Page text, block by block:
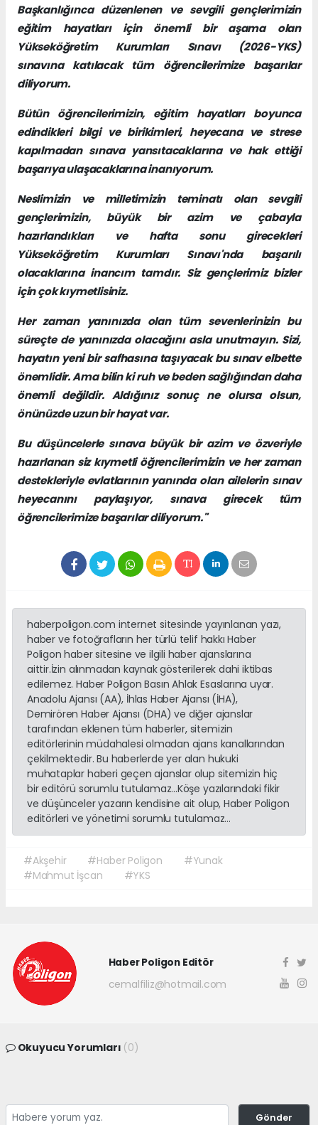
Başkanlığınca düzenlenen ve sevgili gençlerimizin
eğitim hayatları için önemli bir aşama olan
Yükseköğretim Kurumları Sınavı (2026-YKS)
sınavına katılacak tüm öğrencilerimize başarılar
diliyorum.
Bütün öğrencilerimizin, eğitim hayatları boyunca
edindikleri bilgi ve birikimleri, heyecana ve strese
kapılmadan sınava yansıtacaklarına ve hak ettiği
başarıya ulaşacaklarına inanıyorum.
Neslimizin ve milletimizin teminatı olan sevgili
gençlerimizin, büyük bir azim ve çabayla
hazırlandıkları ve hafta sonu girecekleri
Yükseköğretim Kurumları Sınavı'nda başarılı
olacaklarına inancım tamdır. Siz gençlerimiz bizler
için çok kıymetlisiniz.
Her zaman yanınızda olan tüm sevenlerinizin bu
süreçte de yanınızda olacağını asla unutmayın. Sizi,
hayatın yeni bir safhasına taşıyacak bu sınav elbette
önemlidir. Ama bilin ki ruh ve beden sağlığından daha
önemli değildir. Aldığınız sonuç ne olursa olsun,
önünüzde uzun bir hayat var.
Bu düşüncelerle sınava büyük bir azim ve özveriyle
hazırlanan siz kıymetli öğrencilerimizin ve her zaman
destekleriyle evlatlarının yanında olan ailelerin sınav
heyecanını paylaşıyor, sınava girecek tüm
öğrencilerimize başarılar diliyorum."
haberpoligon.com internet sitesinde yayınlanan yazı,
haber ve fotoğrafların her türlü telif hakkı Haber
Poligon haber sitesine ve ilgili haber ajanslarına
aittir.İzin alınmadan kaynak gösterilerek dahi iktibas
edilemez. Haber Poligon Basın Ahlak Esaslarına uyar.
Anadolu Ajansı (AA), İhlas Haber Ajansı (İHA),
Demirören Haber Ajansı (DHA) ve diğer ajanslar
tarafından eklenen tüm haberler, sitemizin
editörlerinin müdahalesi olmadan ajans kanallarından
çekilmektedir. Bu haberlerde yer alan hukuki
muhataplar haberi geçen ajanslar olup sitemizin hiç
bir editörü sorumlu tutulamaz...Köşe yazılarındaki fikir
ve düşünceler yazarın kendisine ait olup, Haber Poligon
editörleri ve yönetimi sorumlu tutulamaz...
#Akşehir #Haber Poligon
#Yunak
#Mahmut İşcan
#YKS
Haber Poligon Editör
cemalfiliz@hotmail.com
Okuyucu Yorumları (0)
Gönder